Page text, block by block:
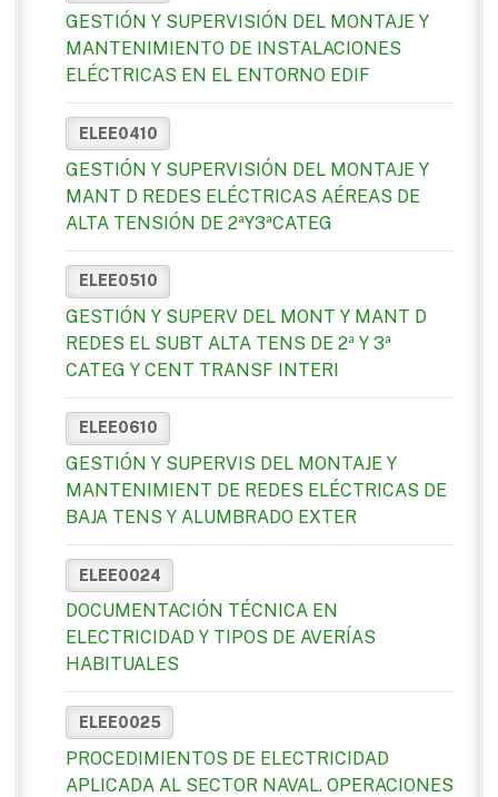
GESTIÓN Y SUPERVISIÓN DEL MONTAJE Y
MANTENIMIENTO DE INSTALACIONES
ELÉCTRICAS EN EL ENTORNO EDIF
ELEE0410
GESTIÓN Y SUPERVISIÓN DEL MONTAJE Y
MANT D REDES ELÉCTRICAS AÉREAS DE
ALTA TENSIÓN DE 2ªY3ªCATEG
ELEE0510
GESTIÓN Y SUPERV DEL MONT Y MANT D
REDES EL SUBT ALTA TENS DE 2ª Y 3ª
CATEG Y CENT TRANSF INTERI
ELEE0610
GESTIÓN Y SUPERVIS DEL MONTAJE Y
MANTENIMIENT DE REDES ELÉCTRICAS DE
BAJA TENS Y ALUMBRADO EXTER
ELEE0024
DOCUMENTACIÓN TÉCNICA EN
ELECTRICIDAD Y TIPOS DE AVERÍAS
HABITUALES
ELEE0025
PROCEDIMIENTOS DE ELECTRICIDAD
APLICADA AL SECTOR NAVAL. OPERACIONES